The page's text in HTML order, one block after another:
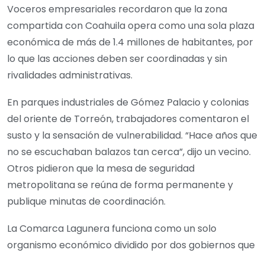
Voceros empresariales recordaron que la zona
compartida con Coahuila opera como una sola plaza
económica de más de 1.4 millones de habitantes, por
lo que las acciones deben ser coordinadas y sin
rivalidades administrativas.
En parques industriales de Gómez Palacio y colonias
del oriente de Torreón, trabajadores comentaron el
susto y la sensación de vulnerabilidad. “Hace años que
no se escuchaban balazos tan cerca”, dijo un vecino.
Otros pidieron que la mesa de seguridad
metropolitana se reúna de forma permanente y
publique minutas de coordinación.
La Comarca Lagunera funciona como un solo
organismo económico dividido por dos gobiernos que